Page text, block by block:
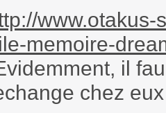
memoire-
il
chez